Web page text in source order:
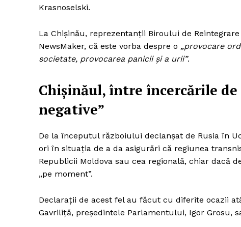
Krasnoselski.
La Chişinău, reprezentanții Biroului de
NewsMaker, că este vorba despre o „provocare
societate, provocarea panicii și a urii”.
Chişinăul, între încercările
negative”
De la începutul războiului declanșat de Rusia în
ori în situația de a da asigurări că regiunea
Republicii Moldova sau cea regională, chiar dacă
„pe moment”.
Declarații de acest fel au făcut cu diferite ocazii
Gavriliță, președintele Parlamentului, Igor Grosu,